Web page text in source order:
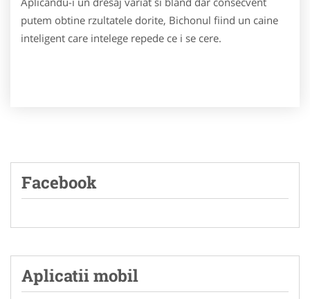
putem obtine rzultatele dorite, Bichonul fiind un caine
inteligent care intelege repede ce i se cere.
Facebook
Aplicatii mobil